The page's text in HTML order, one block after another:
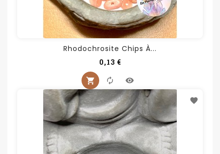
Rhodochrosite Chips À...
0,13 €Prix